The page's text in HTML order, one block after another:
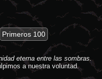
Primeros 100
eterna entre las sombras.
a nuestra voluntad.